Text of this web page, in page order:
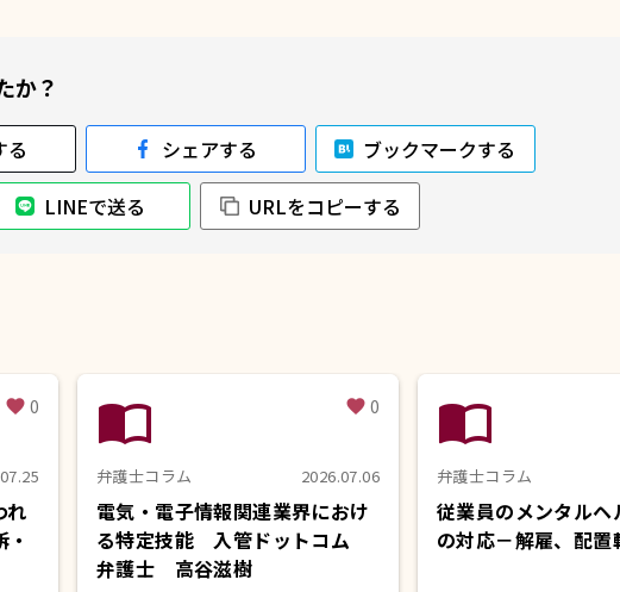
か？
る シェアする
ブックマークする
LINEで送る
URLをコピーする
favorite 0
れ
import_contacts favorite 0
弁護士コラム 2026.07.06
電気・電子情報関連業界におけ
る特定技能 入管ドットコム
弁護士 高谷滋樹
import_contacts
弁護士コラム
従業員のメンタルヘ
の対応－解雇、配置